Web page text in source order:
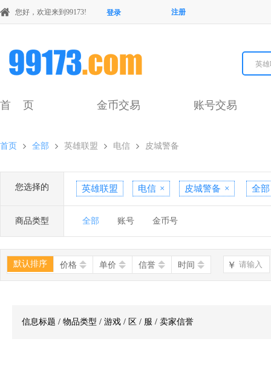
您好，欢迎来到99173! 登录 注册
英
首 页 金币交易 账号交易
首页 全部 英雄联盟 电信 皮城警备
您选择的 英雄联盟 电信 × 皮城警备 × 全部
商品类型 全部 账号 金币号
默认排序 价格 单价 信誉 时间 ￥
信息标题 / 物品类型 / 游戏 / 区 / 服 / 卖家信誉